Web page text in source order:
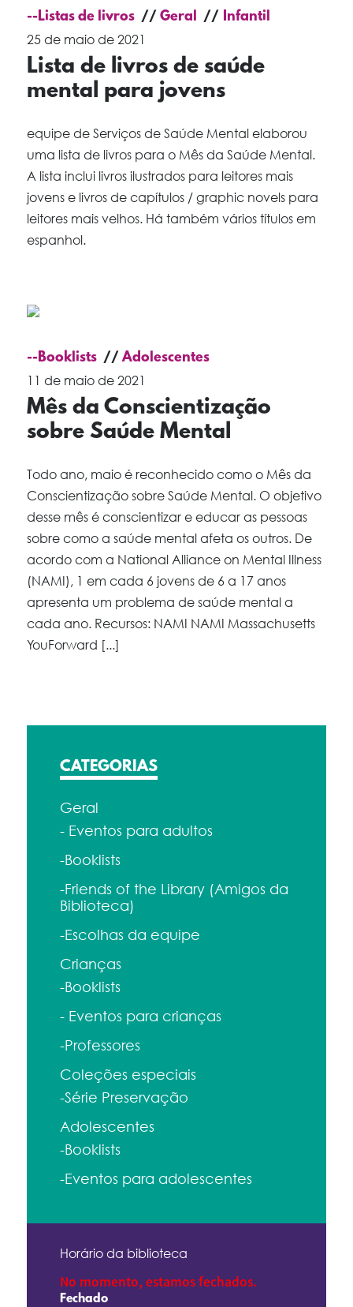
--Listas de livros Geral
Infantil
25 de maio de 2021
Lista de livros de saúde
mental para jovens
equipe de Serviços de Saúde Mental elaborou
uma lista de livros para o Mês da Saúde Mental.
A lista inclui livros ilustrados para leitores mais
jovens e livros de capítulos / graphic novels para
leitores mais velhos. Há também vários títulos em
espanhol.
--Booklists
Adolescentes
11 de maio de 2021
Mês da Conscientização
sobre Saúde Mental
Todo ano, maio é reconhecido como o Mês da
Conscientização sobre Saúde Mental. O objetivo
desse mês é conscientizar e educar as pessoas
sobre como a saúde mental afeta os outros. De
acordo com a National Alliance on Mental Illness
(NAMI), 1 em cada 6 jovens de 6 a 17 anos
apresenta um problema de saúde mental a
cada ano. Recursos: NAMI NAMI Massachusetts
YouForward [...]
CATEGORIAS
Geral
- Eventos para adultos
-Booklists
-Friends of the Library (Amigos da
Biblioteca)
-Escolhas da equipe
Crianças
-Booklists
- Eventos para crianças
-Professores
Coleções especiais
-Série Preservação
Adolescentes
-Booklists
-Eventos para adolescentes
Horário da biblioteca
No momento, estamos fechados.
Fechado